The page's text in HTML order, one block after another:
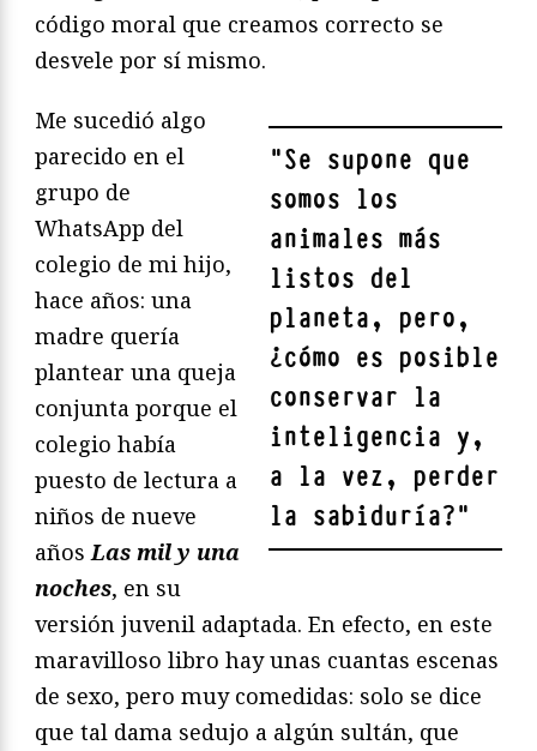
código moral que creamos correcto se
desvele por sí mismo.
"Se supone que
somos los
animales más
listos del
planeta, pero,
¿cómo es posible
conservar la
inteligencia y,
a la vez, perder
la sabiduría?"
Me sucedió algo
parecido en el
grupo de
WhatsApp del
colegio de mi hijo,
hace años: una
madre quería
plantear una queja
conjunta porque el
colegio había
puesto de lectura a
niños de nueve
años Las mil y una
noches, en su
versión juvenil adaptada. En efecto, en este
maravilloso libro hay unas cuantas escenas
de sexo, pero muy comedidas: solo se dice
que tal dama sedujo a algún sultán, que